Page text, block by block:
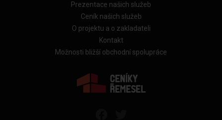
Prezentace našich služeb
Ceník našich služeb
O projektu a o zakladateli
Kontakt
Možnosti bližší obchodní spolupráce